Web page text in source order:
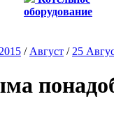
оборудование
2015 / Август / 25